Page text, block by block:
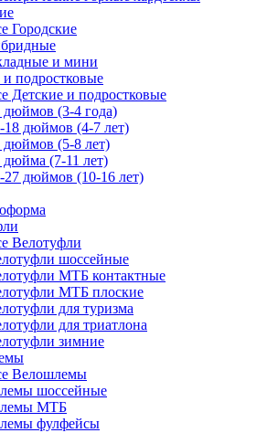
Городские
и мини
и подростковые
Детские и подростковые
дюймов (3-4 года)
18 дюймов (4-7 лет)
дюймов (5-8 лет)
дюйма (7-11 лет)
27 дюймов (10-16 лет)
Велотуфли
шоссейные
МТБ контактные
МТБ плоские
для туризма
для триатлона
зимние
Велошлемы
шоссейные
МТБ
фулфейсы